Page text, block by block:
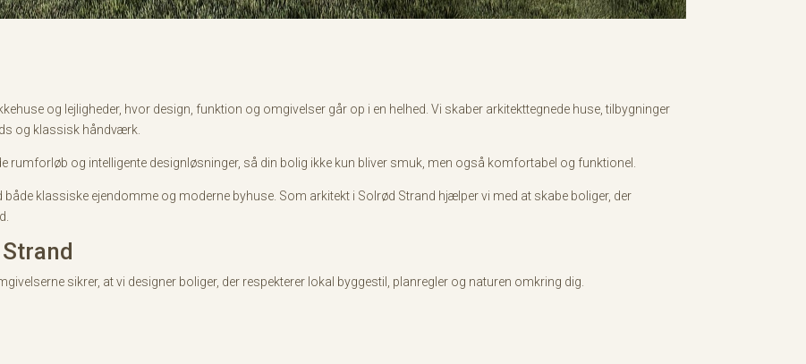
og lejligheder, hvor design, funktion og omgivelser går op i en helhed. Vi skaber arkitekttegnede huse, tilbygninger
og klassisk håndværk.
rumforløb og intelligente designløsninger, så din bolig ikke kun bliver smuk, men også komfortabel og funktionel.
klassiske ejendomme og moderne byhuse. Som arkitekt i Solrød Strand hjælper vi med at skabe boliger, der
sikrer, at vi designer boliger, der respekterer lokal byggestil, planregler og naturen omkring dig.